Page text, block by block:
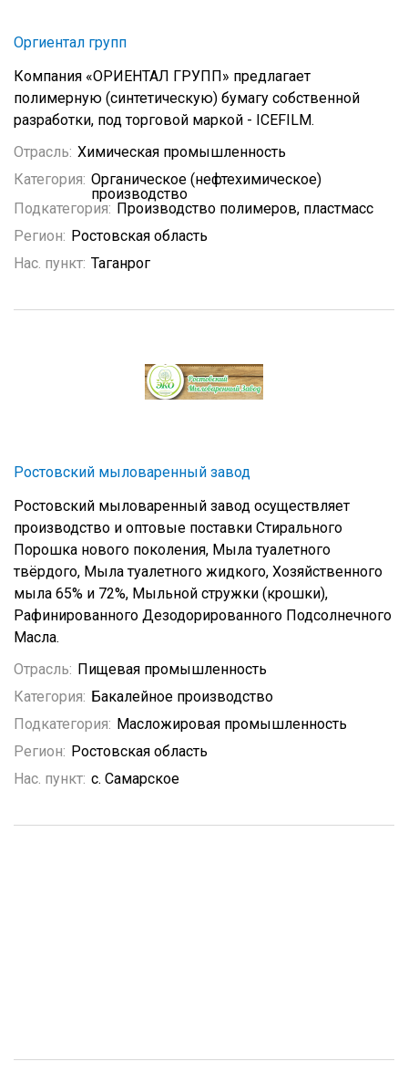
Оргиентал групп
Компания «ОРИЕНТАЛ ГРУПП» предлагает
полимерную (синтетическую) бумагу собственной
разработки, под торговой маркой - ICEFILM.
Отрасль: Химическая промышленность
Категория: Органическое (нефтехимическое)
производство
Подкатегория: Производство полимеров, пластмасс
Регион: Ростовская область
Нас. пункт: Таганрог
Ростовский мыловаренный завод
Ростовский мыловаренный завод осуществляет
производство и оптовые поставки Стирального
Порошка нового поколения, Мыла туалетного
твёрдого, Мыла туалетного жидкого, Хозяйственного
мыла 65% и 72%, Мыльной стружки (крошки),
Рафинированного Дезодорированного Подсолнечного
Масла.
Отрасль: Пищевая промышленность
Категория: Бакалейное производство
Подкатегория: Масложировая промышленность
Регион: Ростовская область
Нас. пункт: с. Самарское